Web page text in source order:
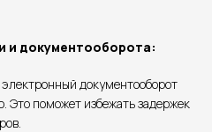
и документооборота:
документооборот
Это поможет избежать задержек